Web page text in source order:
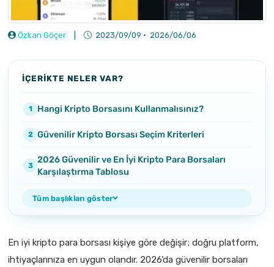
Özkan Göçer 2023/09/09 · 2026/06/06
İÇERİKTE NELER VAR?
Hangi Kripto Borsasını Kullanmalısınız?
Güvenilir Kripto Borsası Seçim Kriterleri
2026 Güvenilir ve En İyi Kripto Para Borsaları
Karşılaştırma Tablosu
Tüm başlıkları göster
En iyi kripto para borsası kişiye göre değişir; doğru platform,
ihtiyaçlarınıza en uygun olandır. 2026'da güvenilir borsaları